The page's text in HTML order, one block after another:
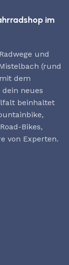
im
und
(rund
dem
neues
beinhaltet
Bikes,
von Experten.